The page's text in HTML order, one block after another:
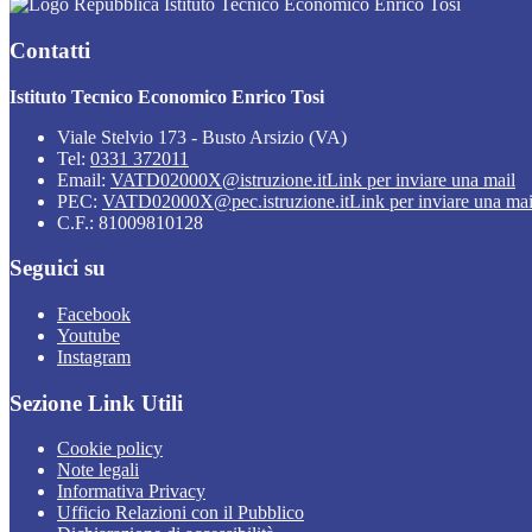
Istituto Tecnico Economico Enrico Tosi
Contatti
Istituto Tecnico Economico Enrico Tosi
Viale Stelvio 173 - Busto Arsizio (VA)
Tel: 0331 372011
Email: VATD02000X@istruzione.itLink per inviare una mail
PEC: VATD02000X@pec.istruzione.itLink per inviare una
C.F.: 81009810128
Seguici su
Facebook
Youtube
Instagram
Sezione Link Utili
Cookie policy
Note legali
Informativa Privacy
Ufficio Relazioni con il Pubblico